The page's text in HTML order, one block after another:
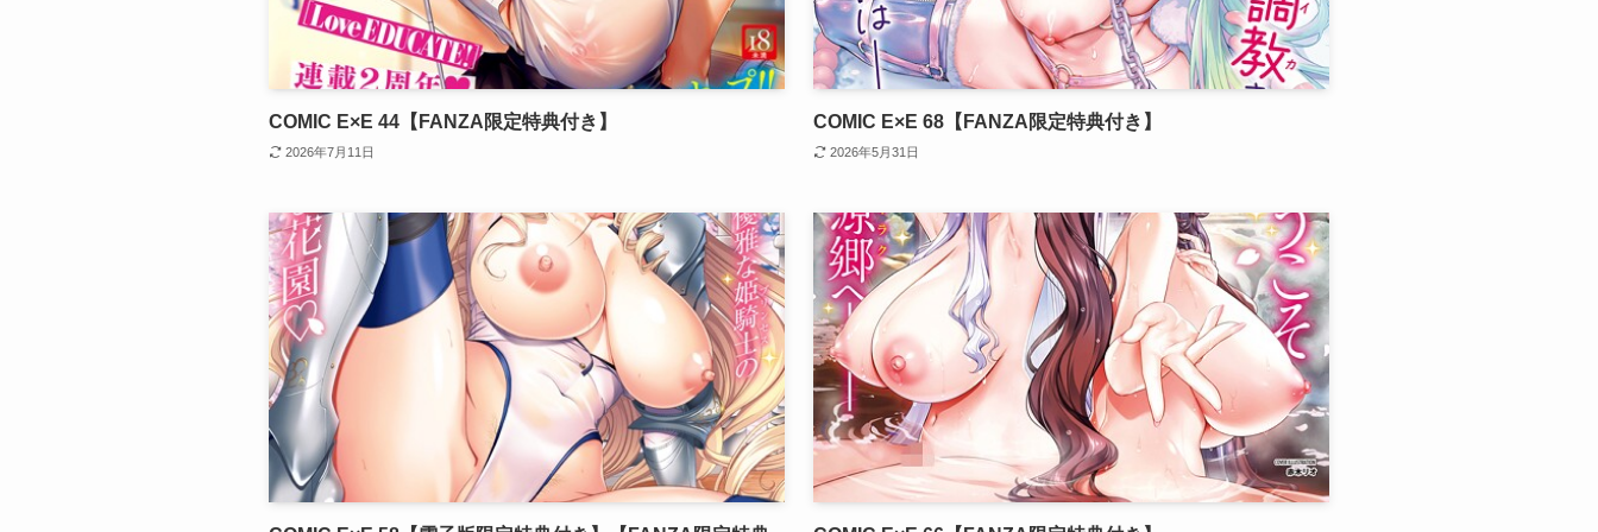
COMIC E×E 44【FANZA限定特典付き】
2026年7月11日
COMIC E×E 68【FANZA限定特典付き】
2026年5月31日